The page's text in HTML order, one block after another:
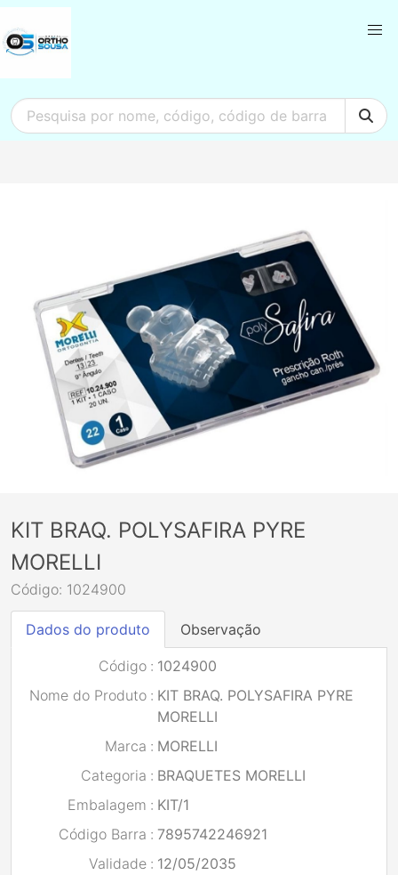
KIT BRAQ. POLYSAFIRA PYRE
MORELLI
Código: 1024900
Dados do produto Observação
Código : 1024900
Nome do Produto : KIT BRAQ. POLYSAFIRA PYRE
MORELLI
Marca : MORELLI
Categoria : BRAQUETES MORELLI
Embalagem : KIT/1
Código Barra : 7895742246921
Validade : 12/05/2035